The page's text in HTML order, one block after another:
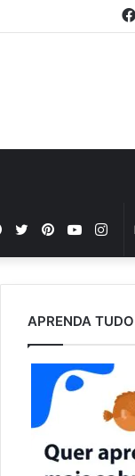
Pinterest
Twitter
Facebook
APRENDA